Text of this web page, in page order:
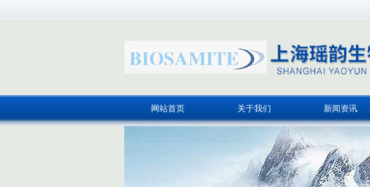
网站首页 关于我们 新闻资讯